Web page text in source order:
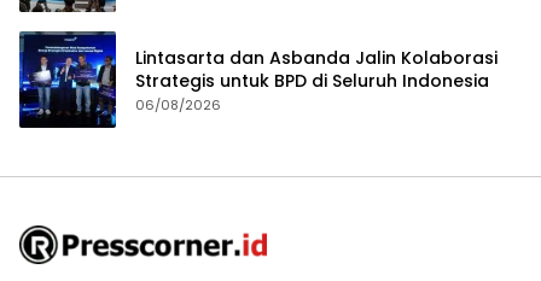
Lintasarta dan Asbanda Jalin Kolaborasi
Strategis untuk BPD di Seluruh Indonesia
06/08/2026